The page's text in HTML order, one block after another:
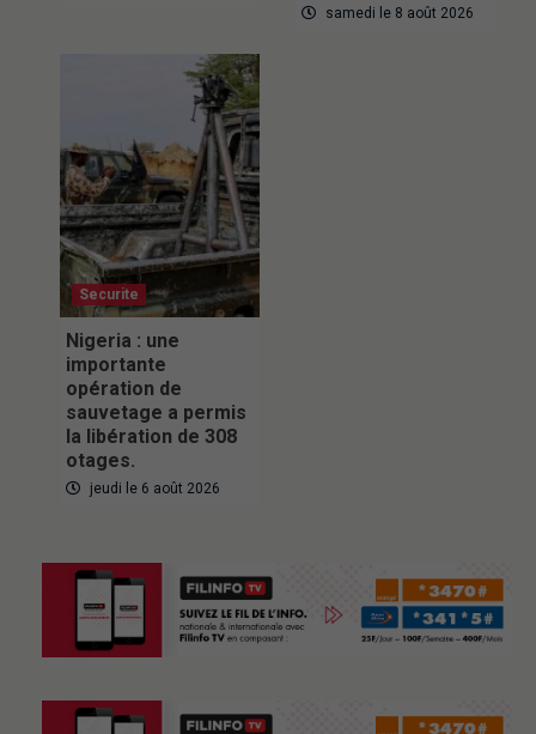
samedi le 8 août 2026
Securite
Nigeria : une
importante
opération de
sauvetage a permis
la libération de 308
otages.
jeudi le 6 août 2026